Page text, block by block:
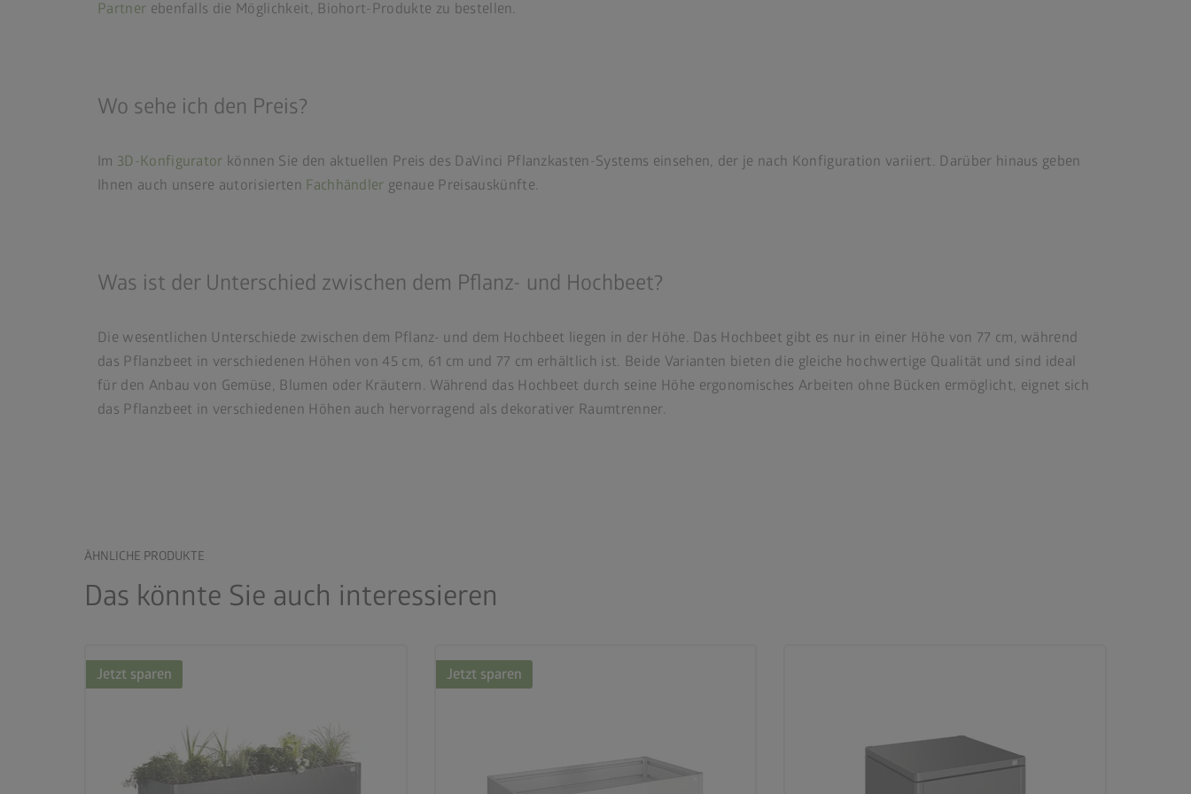
Partner ebenfalls die Möglichkeit, Biohort-Produkte zu bestellen.
Wo sehe ich den Preis?
Im 3D-Konfigurator können Sie den aktuellen Preis des DaVinci Pflanzkasten-Systems einsehen, der je nach Konfiguration variiert. Darüber hinaus geben
Ihnen auch unsere autorisierten Fachhändler genaue Preisauskünfte.
Was ist der Unterschied zwischen dem Pflanz- und Hochbeet?
Die wesentlichen Unterschiede zwischen dem Pflanz- und dem Hochbeet liegen in der Höhe. Das Hochbeet gibt es nur in einer Höhe von 77 cm, während
das Pflanzbeet in verschiedenen Höhen von 45 cm, 61 cm und 77 cm erhältlich ist. Beide Varianten bieten die gleiche hochwertige Qualität und sind ideal
für den Anbau von Gemüse, Blumen oder Kräutern. Während das Hochbeet durch seine Höhe ergonomisches Arbeiten ohne Bücken ermöglicht, eignet sich
das Pflanzbeet in verschiedenen Höhen auch hervorragend als dekorativer Raumtrenner.
ÄHNLICHE PRODUKTE
Das könnte Sie auch interessieren
Jetzt sparen Jetzt sparen